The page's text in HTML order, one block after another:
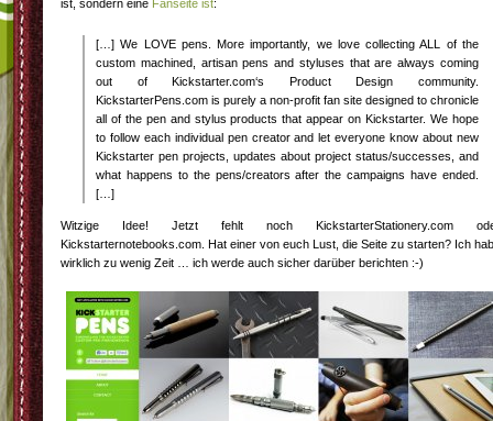
ist, sondern eine Fanseite ist:
[…] We LOVE pens. More importantly, we love collecting ALL of the
custom machined, artisan pens and styluses that are always coming
out of Kickstarter.com‘s Product Design community.
KickstarterPens.com is purely a non-profit fan site designed to chronicle
all of the pen and stylus products that appear on Kickstarter. We hope
to follow each individual pen creator and let everyone know about new
Kickstarter pen projects, updates about project status/successes, and
what happens to the pens/creators after the campaigns have ended.
[…]
Witzige Idee! Jetzt fehlt noch KickstarterStationery.com
Kickstarternotebooks.com. Hat einer von euch Lust, die Seite zu starten? Ich
wirklich zu wenig Zeit … ich werde auch sicher darüber berichten :-)